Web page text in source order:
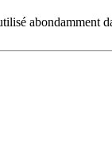
abondamment